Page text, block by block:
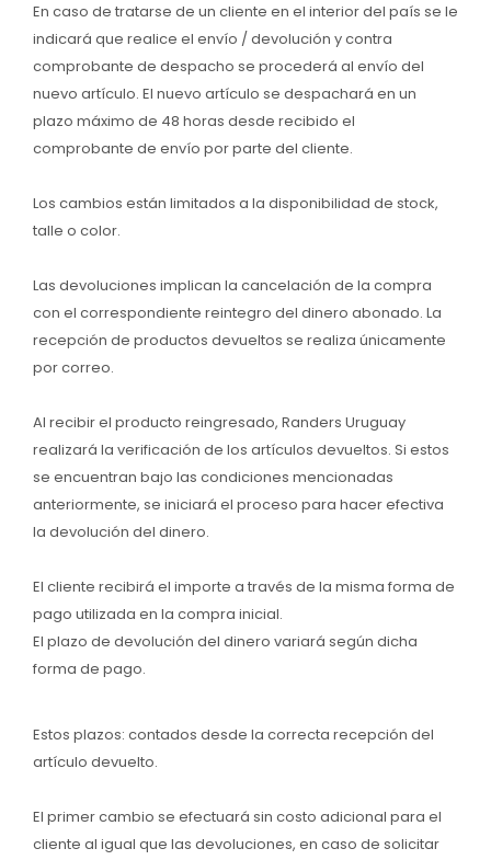
En caso de tratarse de un cliente en el interior del país se le
indicará que realice el envío / devolución y contra
comprobante de despacho se procederá al envío del
nuevo artículo. El nuevo artículo se despachará en un
plazo máximo de 48 horas desde recibido el
comprobante de envío por parte del cliente.
Los cambios están limitados a la disponibilidad de stock,
talle o color.
Las devoluciones implican la cancelación de la compra
con el correspondiente reintegro del dinero abonado. La
recepción de productos devueltos se realiza únicamente
por correo.
Al recibir el producto reingresado, Randers Uruguay
realizará la verificación de los artículos devueltos. Si estos
se encuentran bajo las condiciones mencionadas
anteriormente, se iniciará el proceso para hacer efectiva
la devolución del dinero.
El cliente recibirá el importe a través de la misma forma de
pago utilizada en la compra inicial.
El plazo de devolución del dinero variará según dicha
forma de pago.
Estos plazos: contados desde la correcta recepción del
artículo devuelto.
El primer cambio se efectuará sin costo adicional para el
cliente al igual que las devoluciones, en caso de solicitar